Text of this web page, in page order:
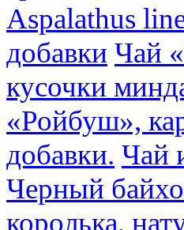
Aspalathus
добавки Чай
кусочки
«Ройбуш»,
добавки. Чай
Черный
королька,